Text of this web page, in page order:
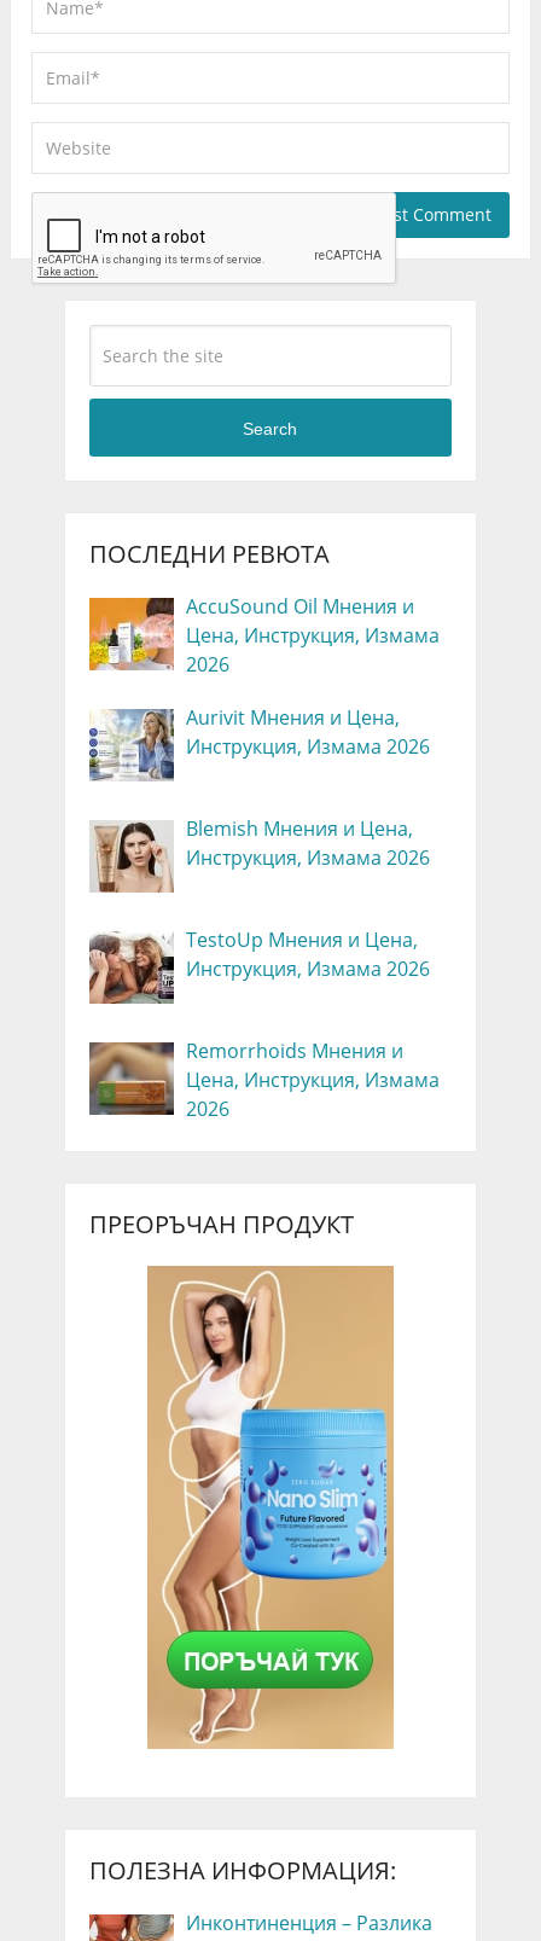
Search
ПОСЛЕДНИ РЕВЮТА
AccuSound Oil Мнения и
Цена, Инструкция, Измама
2026
Aurivit Мнения и Цена,
Инструкция, Измама 2026
Blemish Мнения и Цена,
Инструкция, Измама 2026
TestoUp Мнения и Цена,
Инструкция, Измама 2026
Remorrhoids Мнения и
Цена, Инструкция, Измама
2026
ПРЕОРЪЧАН ПРОДУКТ
ПОЛЕЗНА ИНФОРМАЦИЯ:
Инконтиненция – Разлика